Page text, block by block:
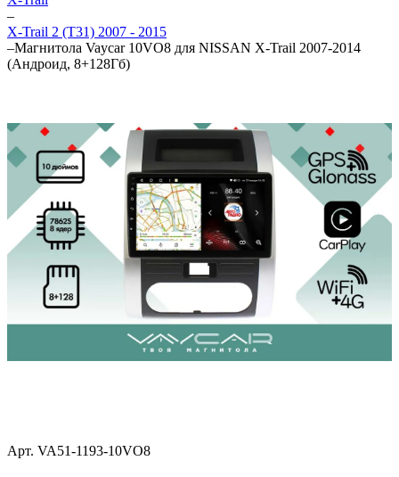
–
X-Trail 2 (T31) 2007 - 2015
–Магнитола Vaycar 10VO8 для NISSAN X-Trail 2007-2014
(Андроид, 8+128Гб)
Арт. VA51-1193-10VO8